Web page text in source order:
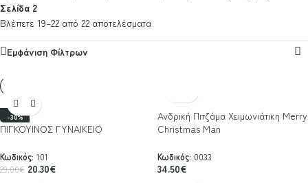
Σελίδα 2
Βλέπετε 19–22 από 22 αποτελέσματα
Εμφάνιση Φίλτρων
-30%
ΠΙΓΚΟΥΙΝΟΣ ΓΥΝΑΙΚΕΙΟ
Κωδικός: 101
29.00€ 20.30€
Ανδρική Πιτζάμα Χειμωνιάτικη Merry
Christmas Man
Κωδικός: 0033
34.50€